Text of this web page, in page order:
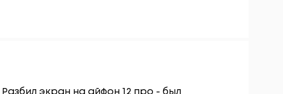
Разбил экран на айфон 12 про - был